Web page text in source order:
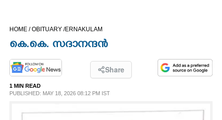
OPINION
PHOTOS
HOME /OBITUARY /ERNAKULAM
കെ.കെ. സദാനന്ദൻ
Share
1 MIN READ
PUBLISHED: MAY 18, 2026 08:12 PM IST